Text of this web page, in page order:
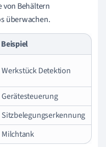
von Behältern
überwachen.
Beispiel
Werkstück Detektion
Gerätesteuerung
Sitzbelegungserkennung
Milchtank